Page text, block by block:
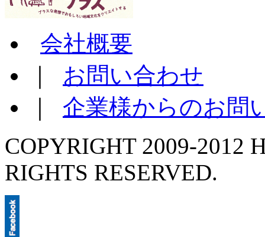
会社概要
お問い合わせ
企業様からのお問
COPYRIGHT 2009-2012
RIGHTS RESERVED.